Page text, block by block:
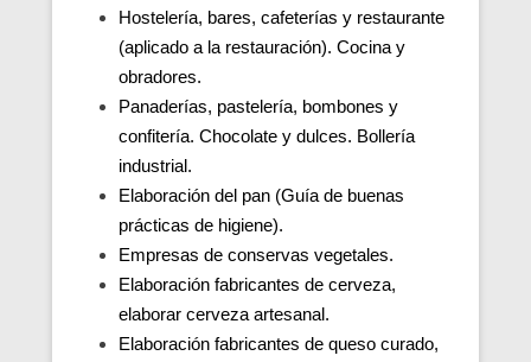
Hostelería, bares, cafeterías y restaurante
(aplicado a la restauración). Cocina y
obradores.
Panaderías, pastelería, bombones y
confitería. Chocolate y dulces. Bollería
industrial.
Elaboración del pan (Guía de buenas
prácticas de higiene).
Empresas de conservas vegetales.
Elaboración fabricantes de cerveza,
elaborar cerveza artesanal.
Elaboración fabricantes de queso curado,